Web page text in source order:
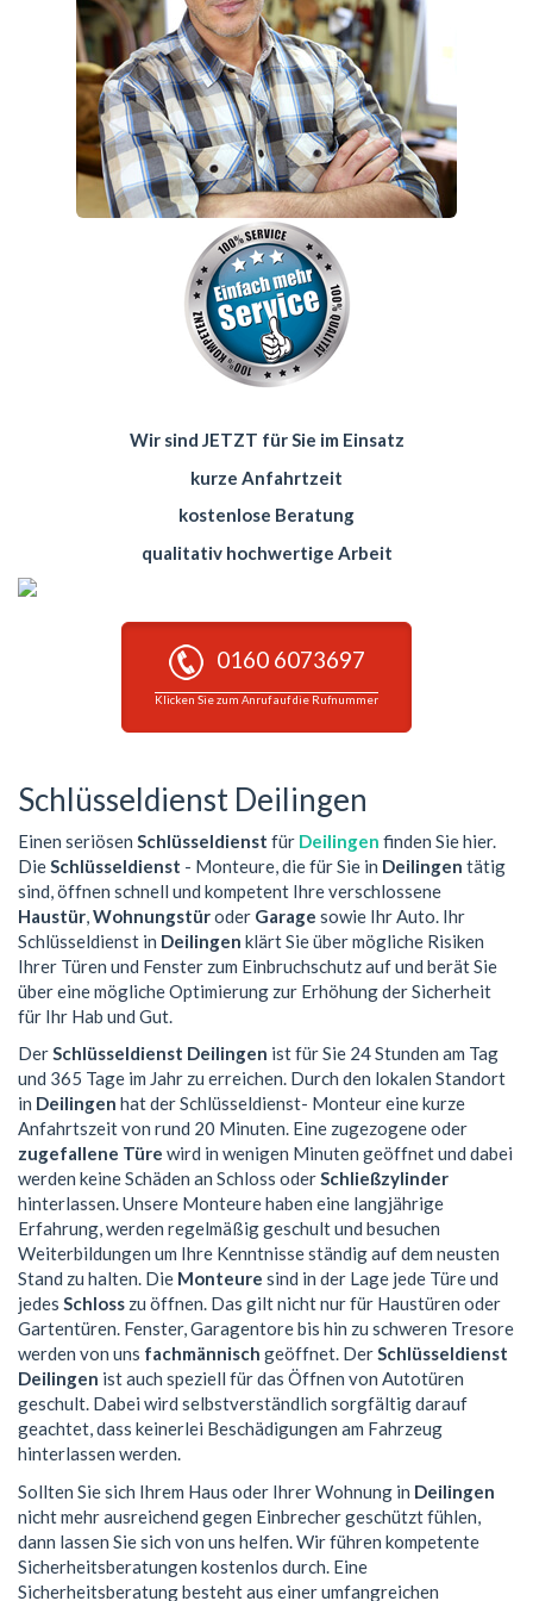
Wir sind JETZT für Sie im Einsatz
kurze Anfahrtzeit
kostenlose Beratung
qualitativ hochwertige Arbeit
0160 6073697
Klicken Sie zum Anruf auf die Rufnummer
Schlüsseldienst Deilingen
Einen seriösen Schlüsseldienst für Deilingen finden Sie hier.
DieSchlüsseldienst - Monteure, die für Sie in Deilingen tätig
sind, öffnen schnell und kompetent Ihre verschlossene
Haustür,Wohnungstüroder Garage sowie Ihr Auto. Ihr
Schlüsseldienst in Deilingen klärt Sie über mögliche Risiken
Ihrer Türen und Fenster zum Einbruchschutz auf und berät Sie
über eine mögliche Optimierung zur Erhöhung der Sicherheit
für Ihr Hab und Gut.
DerSchlüsseldienst Deilingen ist für Sie 24 Stunden am Tag
und 365 Tage im Jahr zu erreichen. Durch den lokalen Standort
in Deilingen hat der Schlüsseldienst- Monteur eine kurze
Anfahrtszeit von rund 20 Minuten. Eine zugezogene oder
zugefallene Türe wird in wenigen Minuten geöffnet und dabei
werden keine Schäden an Schloss oderSchließzylinder
hinterlassen. Unsere Monteure haben eine langjährige
Erfahrung, werden regelmäßig geschult und besuchen
Weiterbildungen um Ihre Kenntnisse ständig auf dem neusten
Stand zu halten. Die Monteure sind in der Lage jede Türe und
jedes Schloss zu öffnen. Das gilt nicht nur für Haustüren oder
Gartentüren. Fenster, Garagentore bis hin zu schweren Tresore
werden von uns fachmännisch geöffnet. DerSchlüsseldienst
Deilingen ist auch speziell für das Öffnen von Autotüren
geschult. Dabei wird selbstverständlich sorgfältig darauf
geachtet, dass keinerlei Beschädigungen am Fahrzeug
hinterlassen werden.
Sollten Sie sich Ihrem Haus oder Ihrer Wohnung in Deilingen
nicht mehr ausreichend gegen Einbrecher geschützt fühlen,
dann lassen Sie sich von uns helfen. Wir führen kompetente
Sicherheitsberatungen kostenlos durch. Eine
Sicherheitsberatung besteht aus einer umfangreichen